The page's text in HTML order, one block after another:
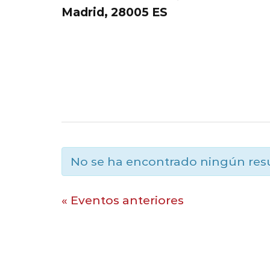
Madrid, 28005 ES
No se ha encontrado ningún
Eventos
Eventos
« Eventos anteriores